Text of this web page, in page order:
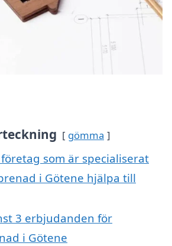
gömma
som är specialiserat
i Götene hjälpa till
3 erbjudanden för
i Götene